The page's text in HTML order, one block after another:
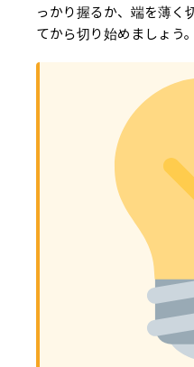
っかり握るか、端を薄く
てから切り始めましょう。